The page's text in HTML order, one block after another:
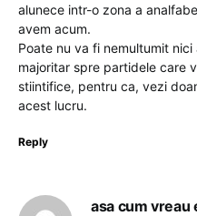
alunece intr-o zona a
avem acum.
Poate nu va fi nemultumit
majoritar spre partidele care
stiintifice, pentru ca, vezi
acest lucru.
Reply
asa cum vreau